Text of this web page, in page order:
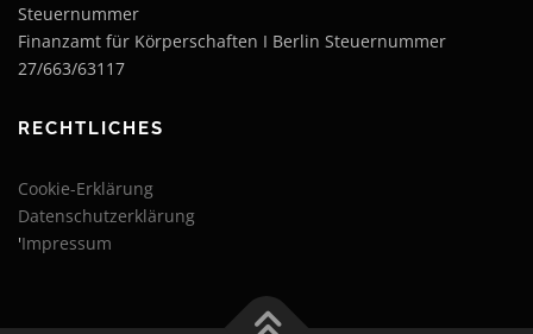
Steuernummer
Finanzamt für Körperschaften I Berlin Steuernummer
27/663/63117
RECHTLICHES
Cookie-Erklärung
Datenschutzerklärung
'Impressum